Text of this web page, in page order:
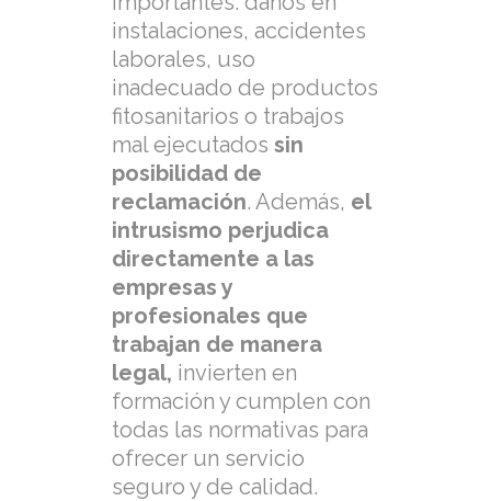
instalaciones, accidentes
laborales, uso
inadecuado de productos
fitosanitarios o trabajos
mal ejecutadossin
posibilidad de
reclamación. Además, el
intrusismo perjudica
directamente a las
empresas y
profesionales que
trabajan de manera
legal, invierten en
formación y cumplen con
todas las normativas para
ofrecer un servicio
seguro y de calidad.